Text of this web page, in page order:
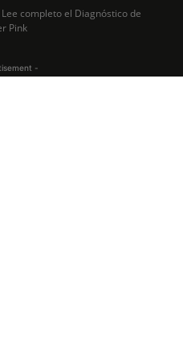
Lee completo el Diagnóstico de
Pink
-